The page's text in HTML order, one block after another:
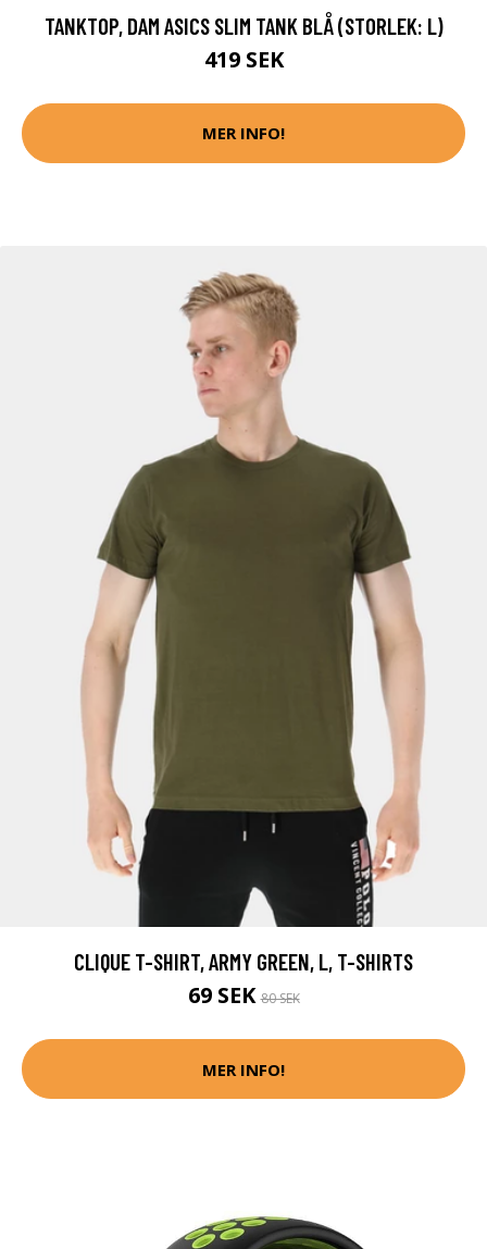
TANKTOP, DAM ASICS SLIM TANK BLÅ (STORLEK: L)
419 SEK
MER INFO!
CLIQUE T-SHIRT, ARMY GREEN, L, T-SHIRTS
69 SEK80 SEK
MER INFO!